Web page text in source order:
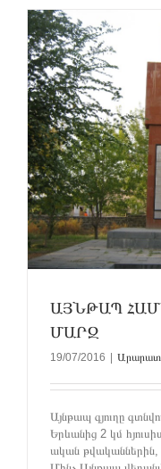
ԱՅՆԹԱՊ
ՄԱՐԶ
19/07/2016
Այնթապ գյուղը
Երևանից 2 կմ
ական թվականներին,